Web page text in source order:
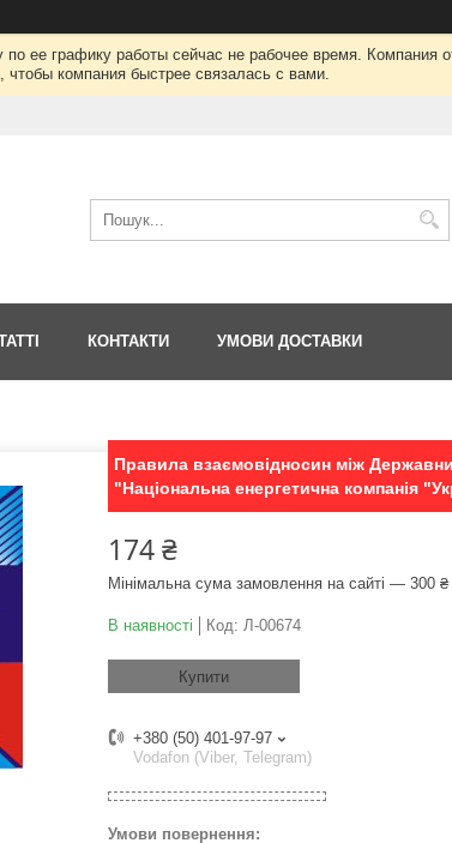
ее графику работы сейчас не рабочее время.
чтобы компания быстрее связалась с вами.
КОНТАКТИ УМОВИ ДОСТАВКИ
Правила взаємовідносин між
"Національна енергетична компанія
174 ₴
Мінімальна сума замовлення на сайті — 300 ₴
В наявності Код: Л-00674
Купити
+380 (50) 401-97-97
Vodafon (Viber, Telegram)